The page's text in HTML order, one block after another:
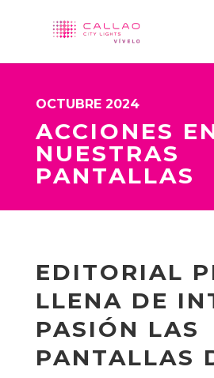
OCTUBRE 2024
ACCIONES
NUESTRAS
PANTALLAS
EDITORIAL
LLENA DE
PASIÓN LAS
PANTALLAS